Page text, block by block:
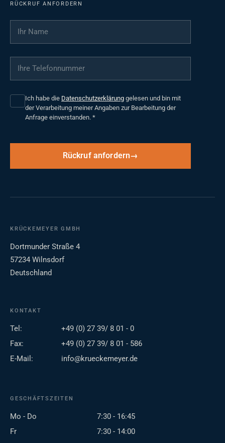
RÜCKRUF ANFORDERN
Ihr Name
Ihre Telefonnummer
Ich habe die Datenschutzerklärung gelesen und bin mit
der Verarbeitung meiner Angaben zur Bearbeitung der
Anfrage einverstanden. *
Rückruf anfordern
KRÜCKEMEYER GMBH
Dortmunder Straße 4
57234 Wilnsdorf
Deutschland
KONTAKT
Tel:
+49 (0) 27 39/ 8 01 - 0
Fax:
+49 (0) 27 39/ 8 01 - 586
E-Mail:
info@krueckemeyer.de
GESCHÄFTSZEITEN
Mo - Do
7:30 - 16:45
Fr
7:30 - 14:00